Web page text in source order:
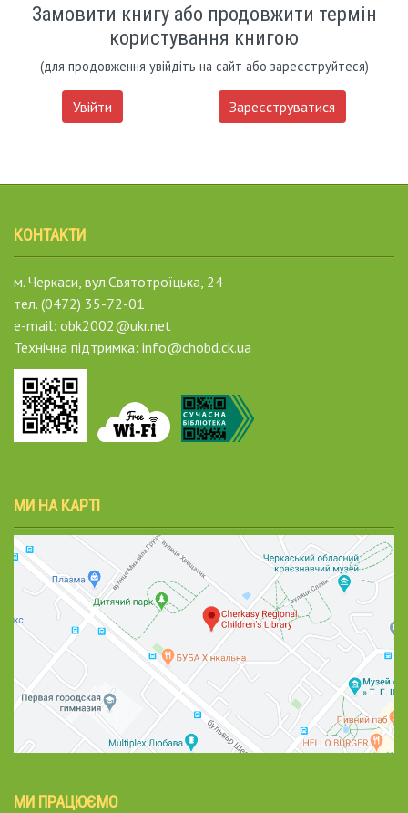
Замовити книгу або продовжити термін
користування книгою
(для продовження увійдіть на сайт або зареєструйтеся)
Увійти Зареєструватися
КОНТАКТИ
м. Черкаси, вул.Святотроїцька, 24
тел. (0472) 35-72-01
e-mail: obk2002@ukr.net
Технічна підтримка: info@chobd.ck.ua
МИ НА КАРТІ
МИ ПРАЦЮЄМО